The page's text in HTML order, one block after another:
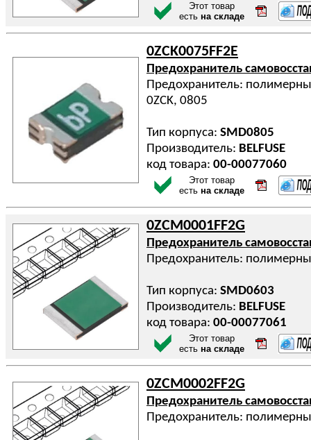
Этот товар
есть на складе
0ZCK0075FF2E
Предохранитель
Предохранитель:
0ZCK, 0805
Тип корпуса: SMD0805
Производитель: BELFUSE
код товара: 00-00077060
Этот товар
есть на складе
0ZCM0001FF2G
Предохранитель
Предохранитель:
Тип корпуса: SMD0603
Производитель: BELFUSE
код товара: 00-00077061
Этот товар
есть на складе
0ZCM0002FF2G
Предохранитель
Предохранитель: